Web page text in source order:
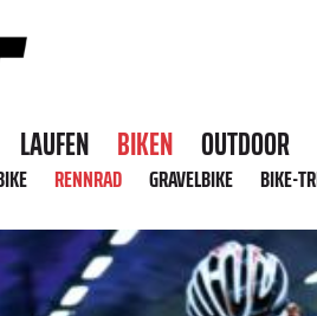
LAUFEN BIKEN OUTDOOR
RENNRAD GRAVELBIKE BIKE-